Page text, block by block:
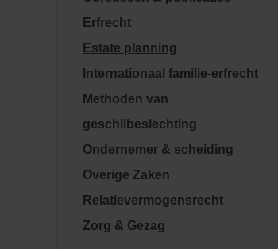
Erfrecht
Estate planning
Internationaal familie-erfrecht
Methoden van
geschilbeslechting
Ondernemer & scheiding
Overige Zaken
Relatievermogensrecht
Zorg & Gezag